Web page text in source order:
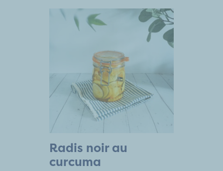
Radis noir au
curcuma